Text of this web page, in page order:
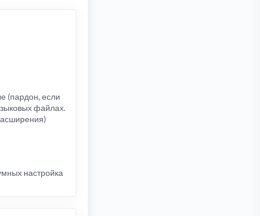
(пардон, если
файлах.
настройка